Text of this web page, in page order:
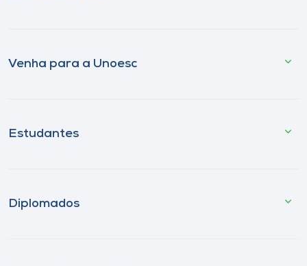
Venha para a Unoesc
Estudantes
Diplomados